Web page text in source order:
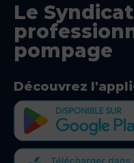
Le
pompage
Découvrez